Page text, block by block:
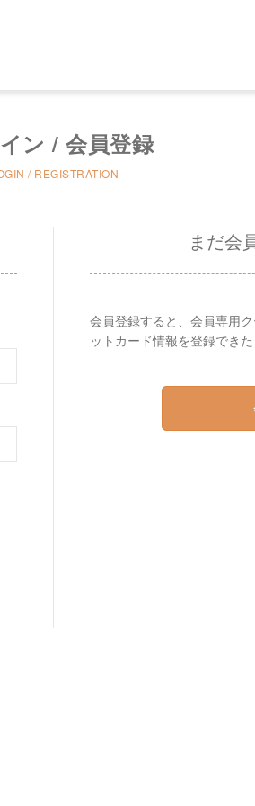
ン / 会員登録
/ REGISTRATION
まだ会
会員登録すると、会員専用
ットカード情報を登録できた